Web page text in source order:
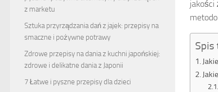
jakości
Spis
z marketu
Sztuka przyrządzania dań z jajek: przepisy na
smaczne i pożywne potrawy
Zdrowe przepisy na dania z kuchni japońskiej:
zdrowe i delikatne dania z Japonii
7 Łatwe i pyszne przepisy dla dzieci